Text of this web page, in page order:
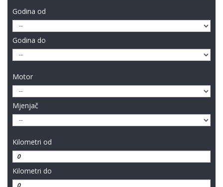
Godina od
Godina do
Motor
Mjenjač
Kilometri od
Kilometri do